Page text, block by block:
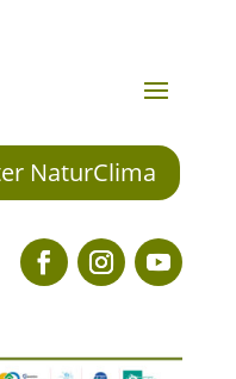
NaturClima